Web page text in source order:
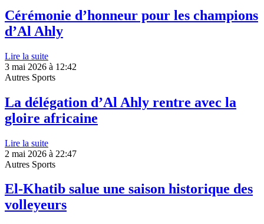
Cérémonie d’honneur pour les champions
d’Al Ahly
Lire la suite
3 mai 2026 à 12:42
Autres Sports
La délégation d’Al Ahly rentre avec la
gloire africaine
Lire la suite
2 mai 2026 à 22:47
Autres Sports
El-Khatib salue une saison historique des
volleyeurs